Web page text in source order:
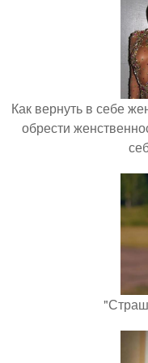
Как вернуть в себе
обрести